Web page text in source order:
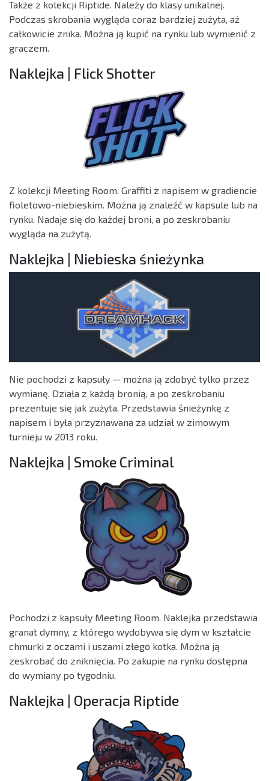
Także z kolekcji Riptide. Należy do klasy unikalnej.
Podczas skrobania wygląda coraz bardziej zużyta, aż
całkowicie znika. Można ją kupić na rynku lub wymienić z
graczem.
Naklejka | Flick Shotter
Z kolekcji Meeting Room. Graffiti z napisem w gradiencie
fioletowo-niebieskim. Można ją znaleźć w kapsule lub na
rynku. Nadaje się do każdej broni, a po zeskrobaniu
wygląda na zużytą.
Naklejka | Niebieska śnieżynka
Nie pochodzi z kapsuły — można ją zdobyć tylko przez
wymianę. Działa z każdą bronią, a po zeskrobaniu
prezentuje się jak zużyta. Przedstawia śnieżynkę z
napisem i była przyznawana za udział w zimowym
turnieju w 2013 roku.
Naklejka | Smoke Criminal
Pochodzi z kapsuły Meeting Room. Naklejka przedstawia
granat dymny, z którego wydobywa się dym w kształcie
chmurki z oczami i uszami złego kotka. Można ją
zeskrobać do zniknięcia. Po zakupie na rynku dostępna
do wymiany po tygodniu.
Naklejka | Operacja Riptide